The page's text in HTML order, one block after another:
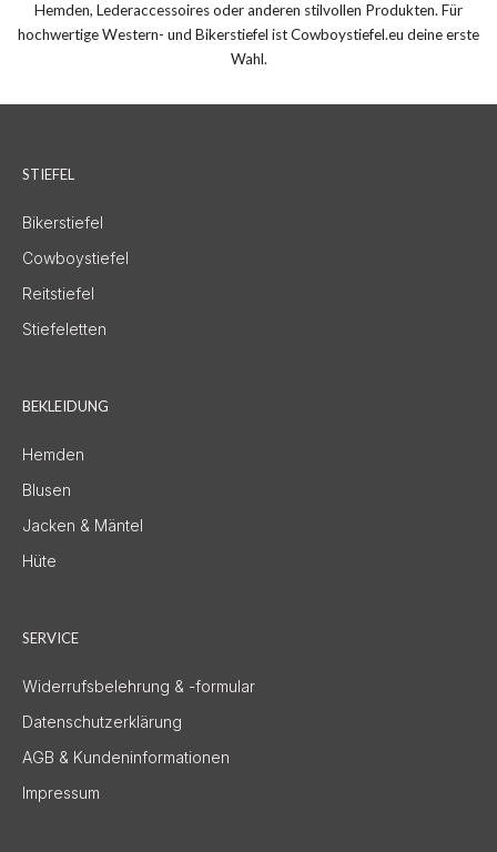
Hemden, Lederaccessoires oder anderen stilvollen Produkten. Für
hochwertige Western- und Bikerstiefel ist Cowboystiefel.eu deine erste
Wahl.
STIEFEL
Bikerstiefel
Cowboystiefel
Reitstiefel
Stiefeletten
BEKLEIDUNG
Hemden
Blusen
Jacken & Mäntel
Hüte
SERVICE
Widerrufsbelehrung & -formular
Datenschutzerklärung
AGB & Kundeninformationen
Impressum